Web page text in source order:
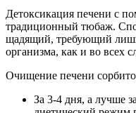
Детоксикация печени с
традиционный тюбаж.
щадящий, требующий
организма, как и во всех
Очищение печени
За 3-4 дня, а лучше